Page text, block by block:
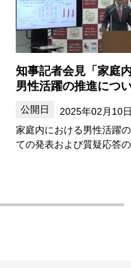
知事記者会見「家庭
男性活躍の推進につ
2025年02月10
家庭内における男性活躍
ての発表および質疑応答